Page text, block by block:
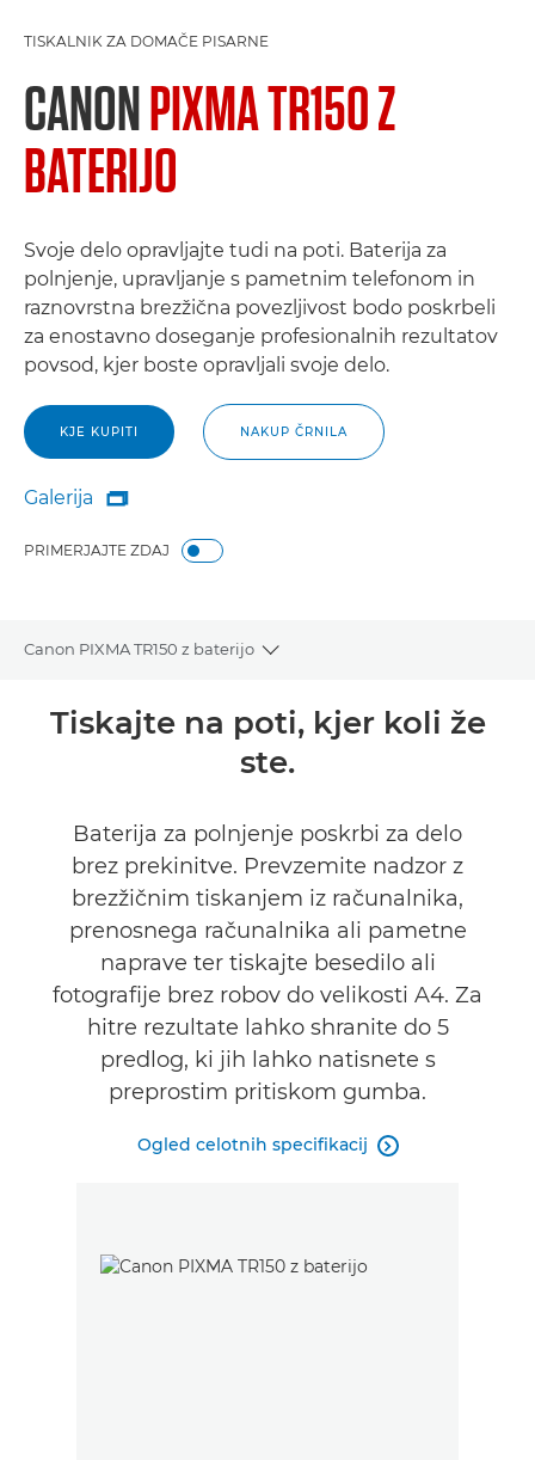
TISKALNIK ZA DOMAČE PISARNE
CANONPIXMA TR150 Z
BATERIJO
Svoje delo opravljajte tudi na poti. Baterija za
polnjenje, upravljanje s pametnim telefonom in
raznovrstna brezžična povezljivost bodo poskrbeli
za enostavno doseganje profesionalnih rezultatov
povsod, kjer boste opravljali svoje delo.
KJE KUPITI NAKUP ČRNILA
Galerija
Galerija

PRIMERJAJTE ZDAJ
Canon PIXMA TR150 z baterijo
Toggle breadcrumbs
Pregled
NAKUP ČRNILA
Tiskajte na poti, kjer koli že
ste.
Baterija za polnjenje poskrbi za delo
brez prekinitve. Prevzemite nadzor z
brezžičnim tiskanjem iz računalnika,
prenosnega računalnika ali pametne
naprave ter tiskajte besedilo ali
fotografije brez robov do velikosti A4. Za
hitre rezultate lahko shranite do 5
predlog, ki jih lahko natisnete s
preprostim pritiskom gumba.
Ogled celotnih specifikacij 